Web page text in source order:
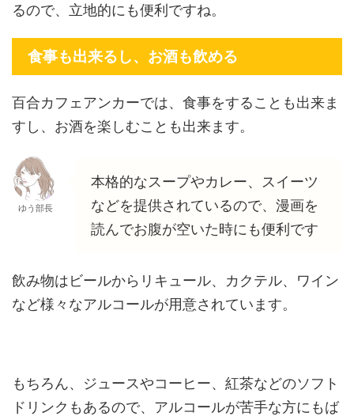
るので、立地的にも便利ですね。
食事も出来るし、お酒も飲める
百合カフェアンカーでは、食事をすることも出来ま
すし、お酒を楽しむことも出来ます。
ゆう部長
本格的なスープやカレー、スイーツ
などを提供されているので、漫画を
読んでお腹が空いた時にも便利です
飲み物はビールからリキュール、カクテル、ワイン
など様々なアルコールが用意されています。
もちろん、ジュースやコーヒー、紅茶などのソフト
ドリンクもあるので、アルコールが苦手な方にもば